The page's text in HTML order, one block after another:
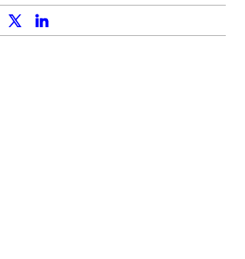
x.com linkedin